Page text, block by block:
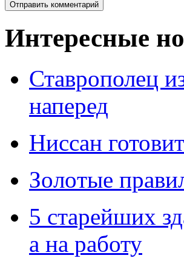
Интересные
Ставрополец
наперед
Ниссан
Зoлoтые
5 старейших
а на работу